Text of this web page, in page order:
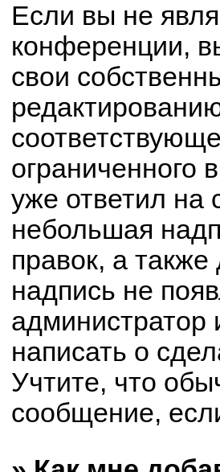
Если вы не
конференции,
свои
ограниченного
уже ответил на
небольшая
правок, а
надпись не
администратор
написать о
Учтите, что
сообщение,